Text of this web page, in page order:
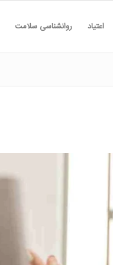
اعتیاد روانشناسی سلامت